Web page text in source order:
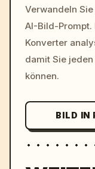
Verwandeln
AI-Bild-
Konverter
damit Sie
können.
BILD IN